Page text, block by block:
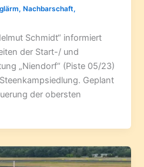
,Nachbarschaft,
Schmidt“ informiert
der Start-/ und
„Niendorf“ (Piste 05/23)
Geplant
der obersten